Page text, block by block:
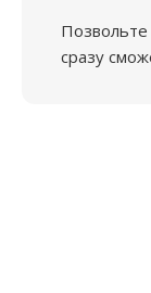
Позвольте
сразу